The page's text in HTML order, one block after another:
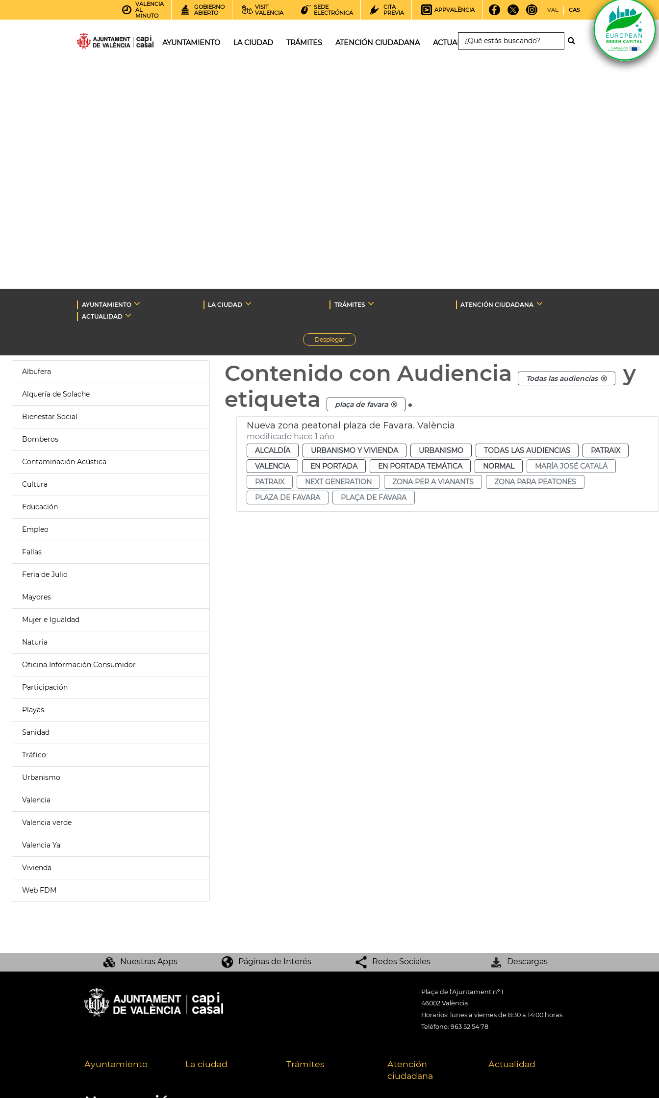
VALENCIA
AL
MINUTO
GOBIERNO
ABIERTO
VISIT
VALENCIA
SEDE
ELECTRÓNICA
CITA
PREVIA
APPVALÈNCIA VAL CAS
AYUNTAMIENTO LA CIUDAD TRÁMITES ATENCIÓN CIUDADANA ACTUALIDAD
AYUNTAMIENTO LA CIUDAD TRÁMITES
ATENCIÓN CIUDADANA
ACTUALIDAD
Desplegar
Albufera
Alquería de Solache
Bienestar Social
Bomberos
Contaminación Acústica
Cultura
Educación
Empleo
Fallas
Feria de Julio
Mayores
Mujer e Igualdad
Naturia
Oficina Información Consumidor
Participación
Playas
Sanidad
Tráfico
Urbanismo
Valencia
Valencia verde
Valencia Ya
Vivienda
Web FDM
Contenido con Audiencia Todas las audiencias
y
etiqueta
plaça de favara .
Nueva zona peatonal plaza de Favara. València
modificado hace 1 año
ALCALDÍA URBANISMO Y VIVIENDA URBANISMO TODAS LAS AUDIENCIAS
PATRAIX
VALENCIA
EN PORTADA EN PORTADA TEMÁTICA NORMAL
MARÍA JOSÉ CATALÁ
PATRAIX
NEXT GENERATION ZONA PER A VIANANTS
ZONA PARA PEATONES
PLAZA DE FAVARA
PLAÇA DE FAVARA
Nuestras Apps Páginas de Interés Redes Sociales Descargas
Plaça de l'Ajuntament nº 1
46002 València
Horarios: lunes a viernes de 8:30 a 14:00 horas
Teléfono: 963 52 54 78
Ayuntamiento La ciudad Trámites
Atención
ciudadana
Actualidad